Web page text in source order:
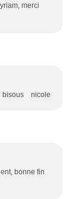
merci
bisous nicole
bonne fin